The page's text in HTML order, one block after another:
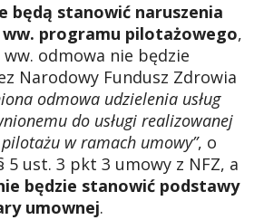
będą stanowić naruszenia
ww. programu pilotażowego,
odmowa nie będzie
Narodowy Fundusz Zdrowia
odmowa udzielenia usług
do usługi realizowanej
w ramach umowy”, o
5 ust. 3 pkt 3 umowy z NFZ, a
będzie stanowić podstawy
umownej.